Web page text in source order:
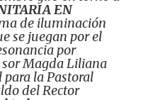
EN
de iluminación
se juegan por el
por
Magda Liliana
la Pastoral
del Rector